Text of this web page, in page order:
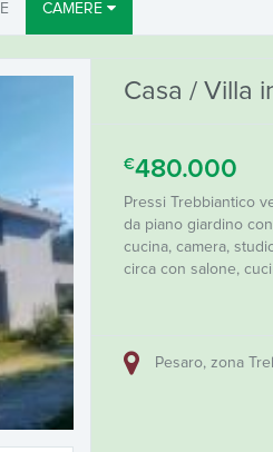
CAMERE
Casa / Villa
€480.000
Pressi Trebbiantico
da piano giardino
cucina, camera,
circa con salone,
Pesaro, zona